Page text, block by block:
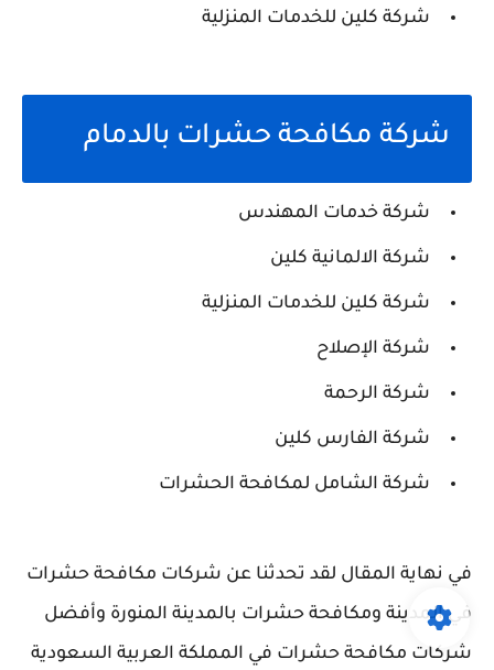
شركة كلين للخدمات المنزلية
شركة مكافحة حشرات بالدمام
شركة خدمات المهندس
شركة الالمانية كلين
شركة كلين للخدمات المنزلية
شركة الإصلاح
شركة الرحمة
شركة الفارس كلين
شركة الشامل لمكافحة الحشرات
في نهاية المقال لقد تحدثنا عن شركات مكافحة حشرات
في المدينة ومكافحة حشرات بالمدينة المنورة وأفضل
شركات مكافحة حشرات في المملكة العربية السعودية